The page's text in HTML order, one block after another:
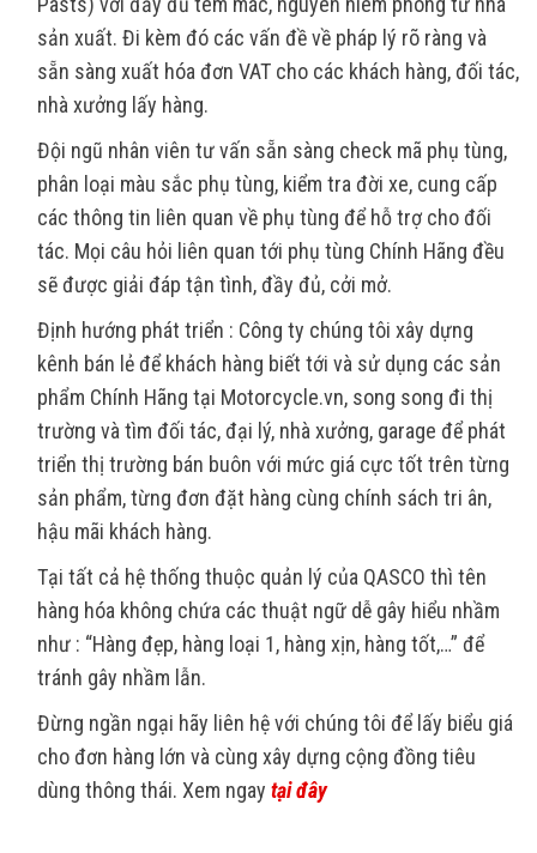
sản xuất. Đi kèm đó các vấn đề về pháp lý rõ ràng và
sẵn sàng xuất hóa đơn VAT cho các khách hàng, đối tác,
nhà xưởng lấy hàng.
Đội ngũ nhân viên tư vấn sẵn sàng check mã phụ tùng,
phân loại màu sắc phụ tùng, kiểm tra đời xe, cung cấp
các thông tin liên quan về phụ tùng để hỗ trợ cho đối
tác. Mọi câu hỏi liên quan tới phụ tùng Chính Hãng đều
sẽ được giải đáp tận tình, đầy đủ, cởi mở.
Định hướng phát triển : Công ty chúng tôi xây dựng
kênh bán lẻ để khách hàng biết tới và sử dụng các sản
phẩm Chính Hãng tại Motorcycle.vn, song song đi thị
trường và tìm đối tác, đại lý, nhà xưởng, garage để phát
triển thị trường bán buôn với mức giá cực tốt trên từng
sản phẩm, từng đơn đặt hàng cùng chính sách tri ân,
hậu mãi khách hàng.
Tại tất cả hệ thống thuộc quản lý của QASCO thì tên
hàng hóa không chứa các thuật ngữ dễ gây hiểu nhầm
như : “Hàng đẹp, hàng loại 1, hàng xịn, hàng tốt,…” để
tránh gây nhầm lẫn.
Đừng ngần ngại hãy liên hệ với chúng tôi để lấy biểu giá
cho đơn hàng lớn và cùng xây dựng cộng đồng tiêu
dùng thông thái. Xem ngay tại đây